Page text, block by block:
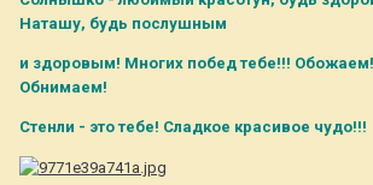
Наташу, будь послушным
и здоровым! Многих побед тебе!!!
Обнимаем!
Стенли - это тебе! Сладкое красивое чудо!!!